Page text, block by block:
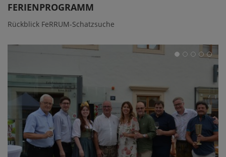
FERIENPROGRAMM
Rückblick FeRRUM-Schatzsuche